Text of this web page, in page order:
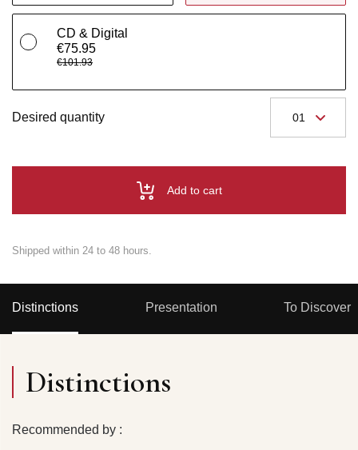
CD & Digital
€75.95
€101.93
Desired quantity
Add to cart
Shipped within 24 to 48 hours.
Distinctions Presentation To Discover
Distinctions
Recommended by :